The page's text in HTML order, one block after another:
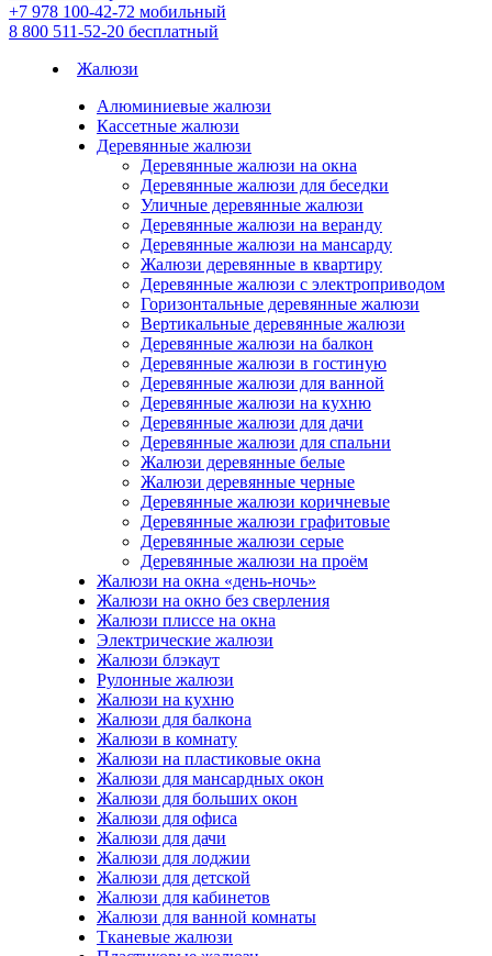
+7 978 100-42-72 мобильный
8 800 511-52-20 бесплатный
Жалюзи
Алюминиевые жалюзи
Кассетные жалюзи
Деревянные жалюзи
Деревянные жалюзи на окна
Деревянные жалюзи для беседки
Уличные деревянные жалюзи
Деревянные жалюзи на веранду
Деревянные жалюзи на мансарду
Жалюзи деревянные в квартиру
Деревянные жалюзи с электроприводом
Горизонтальные деревянные жалюзи
Вертикальные деревянные жалюзи
Деревянные жалюзи на балкон
Деревянные жалюзи в гостиную
Деревянные жалюзи для ванной
Деревянные жалюзи на кухню
Деревянные жалюзи для дачи
Деревянные жалюзи для спальни
Жалюзи деревянные белые
Жалюзи деревянные черные
Деревянные жалюзи коричневые
Деревянные жалюзи графитовые
Деревянные жалюзи серые
Деревянные жалюзи на проём
Жалюзи на окна «день-ночь»
Жалюзи на окно без сверления
Жалюзи плиссе на окна
Электрические жалюзи
Жалюзи блэкаут
Рулонные жалюзи
Жалюзи на кухню
Жалюзи для балкона
Жалюзи в комнату
Жалюзи на пластиковые окна
Жалюзи для мансардных окон
Жалюзи для больших окон
Жалюзи для офиса
Жалюзи для дачи
Жалюзи для лоджии
Жалюзи для детской
Жалюзи для кабинетов
Жалюзи для ванной комнаты
Тканевые жалюзи